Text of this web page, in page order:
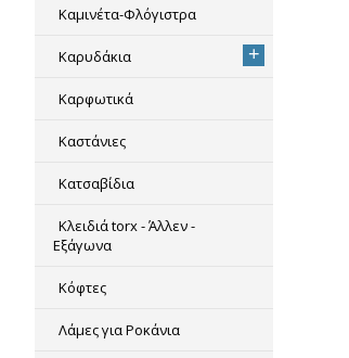
Καμινέτα-Φλόγιστρα
Καρυδάκια +
Καρφωτικά
Καστάνιες
Κατσαβίδια
Κλειδιά torx - Άλλεν -
Εξάγωνα
Κόφτες
Λάμες για Ροκάνια